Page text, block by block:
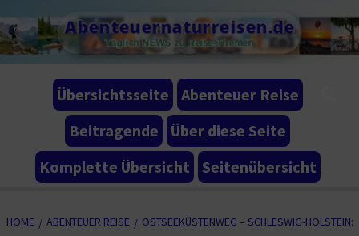
to
content
Abenteuernaturreisen.de
Täglich NEWS zu Reise-Themen
Übersichtsseite
Abenteuer Reise
Beitragende
Über diese Seite
Komplette Übersicht
Seitenübersicht
HOME ABENTEUER REISE
OSTSEEKÜSTENWEG – SCHLESWIG-HOLSTEIN: